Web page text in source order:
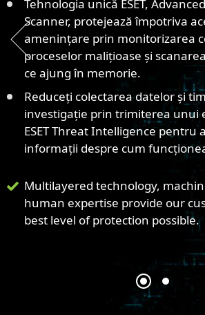
Tehnologia unică ESET,
Scanner, protejează împotriva
amenințare prin monitorizarea
proceselor malițioase și
ce ajung în memorie.
Reduceți colectarea datelor și
investigație prin trimiterea unui
ESET Threat Intelligence pentru
informații despre cum
Multilayered technology,
human expertise provide our
best level of protection possible.
Deploy ESET endpoint solution
heuristics and machine learning
multi-layered approach to
against never before seen
22 global R&D facilities help to
malware after their first
across the globe..
ESET’s cloud malware protection
LiveGrid(r) automatically
threats without the need to
detection update.